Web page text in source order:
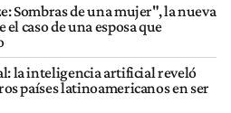
Sombras de una mujer", la nueva
caso de una esposa que
la inteligencia artificial reveló
países latinoamericanos en ser